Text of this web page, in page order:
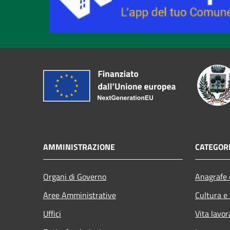
AMMINISTRAZIONE
Organi di Governo
Aree Amministrative
Uffici
Cultura
Vita